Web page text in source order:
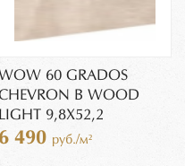
60 GRADOS
B WOOD
LIGHT 9,8X52,2
6 490 руб./м²